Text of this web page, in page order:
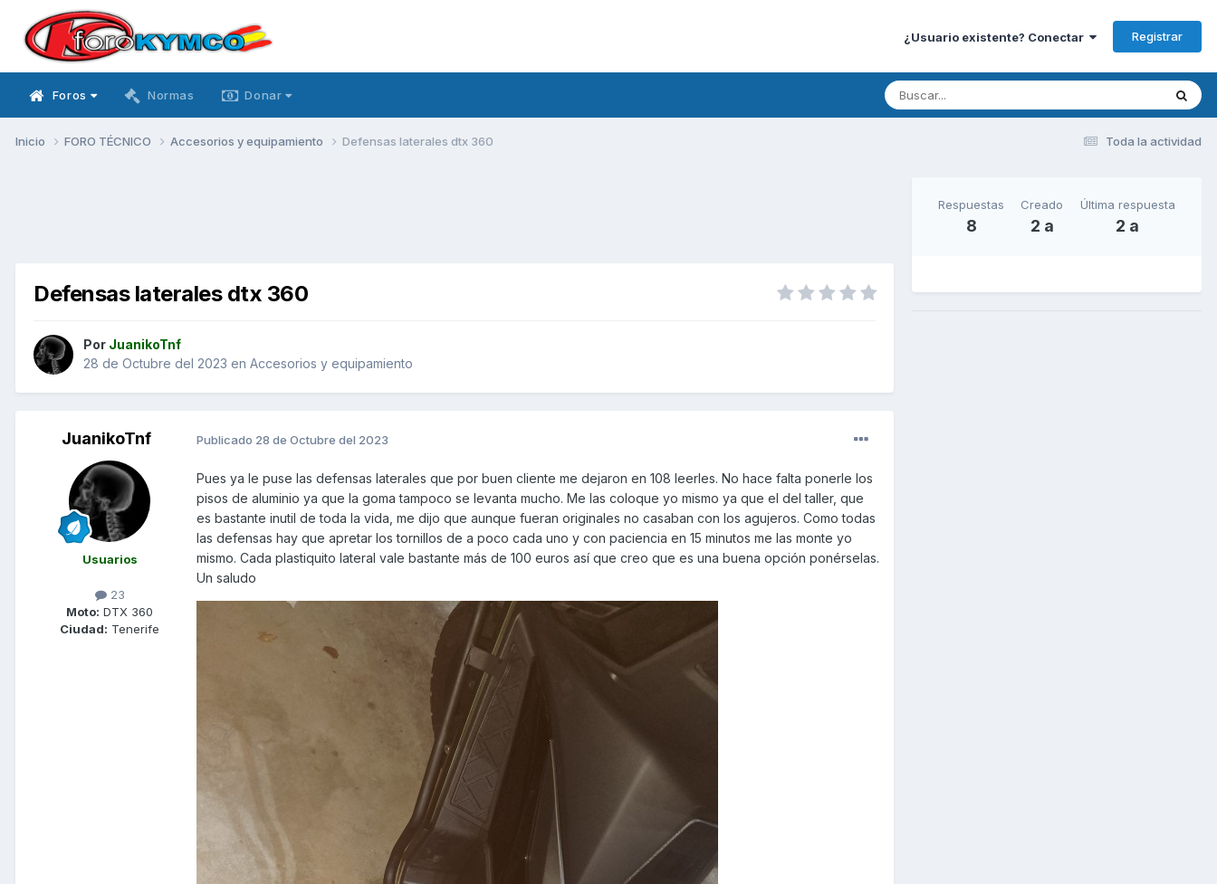
¿Usuario existente? Conectar Registrar
Foros Normas Donar
Toda la actividad
Inicio FORO TÉCNICO Accesorios y equipamiento Defensas laterales dtx 360
Defensas laterales dtx 360
Por JuanikoTnf
28 de Octubre del 2023 en Accesorios y equipamiento
JuanikoTnf
Usuarios
23
Moto: DTX 360
Ciudad: Tenerife
Publicado 28 de Octubre del 2023
Pues ya le puse las defensas laterales que por buen cliente me dejaron en 108 leerles. No hace falta ponerle los
pisos de aluminio ya que la goma tampoco se levanta mucho. Me las coloque yo mismo ya que el del taller, que
es bastante inutil de toda la vida, me dijo que aunque fueran originales no casaban con los agujeros. Como todas
las defensas hay que apretar los tornillos de a poco cada uno y con paciencia en 15 minutos me las monte yo
mismo. Cada plastiquito lateral vale bastante más de 100 euros así que creo que es una buena opción ponérselas.
Un saludo
Respuestas
8
Creado
2 a
Última respuesta
2 a